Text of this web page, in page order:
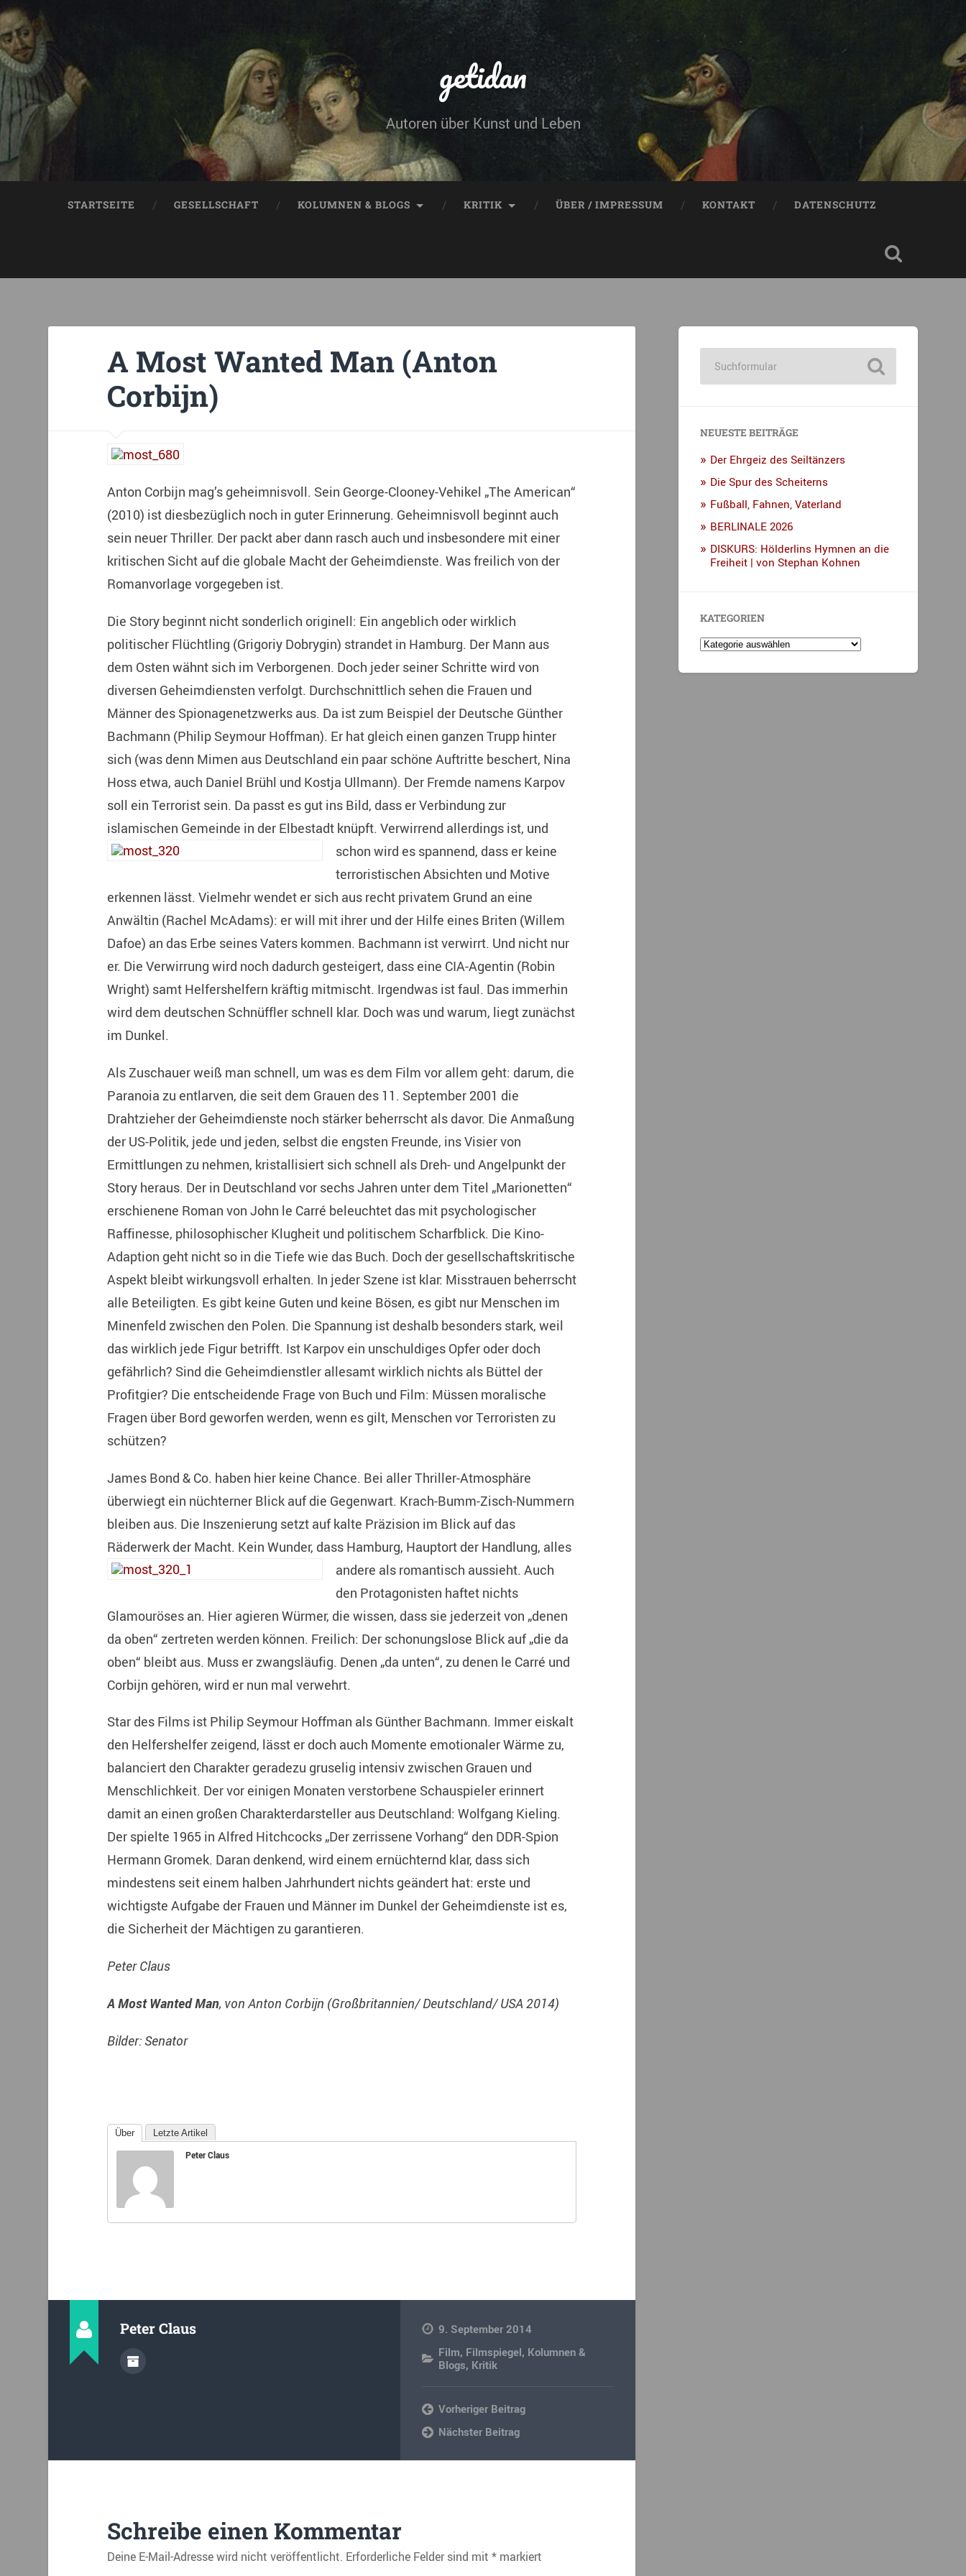
getidan
Autoren über Kunst und Leben
STARTSEITE GESELLSCHAFT KOLUMNEN & BLOGS KRITIK ÜBER / IMPRESSUM KONTAKT DATENSCHUTZ
A Most Wanted Man (Anton
Corbijn)
Anton Corbijn mag’s geheimnisvoll. Sein George-Clooney-Vehikel „The American“
(2010) ist diesbezüglich noch in guter Erinnerung. Geheimnisvoll beginnt auch
sein neuer Thriller. Der packt aber dann rasch auch und insbesondere mit einer
kritischen Sicht auf die globale Macht der Geheimdienste. Was freilich von der
Romanvorlage vorgegeben ist.
Die Story beginnt nicht sonderlich originell: Ein angeblich oder wirklich
politischer Flüchtling (Grigoriy Dobrygin) strandet in Hamburg. Der Mann aus
dem Osten wähnt sich im Verborgenen. Doch jeder seiner Schritte wird von
diversen Geheimdiensten verfolgt. Durchschnittlich sehen die Frauen und
Männer des Spionagenetzwerks aus. Da ist zum Beispiel der Deutsche Günther
Bachmann (Philip Seymour Hoffman). Er hat gleich einen ganzen Trupp hinter
sich (was denn Mimen aus Deutschland ein paar schöne Auftritte beschert, Nina
Hoss etwa, auch Daniel Brühl und Kostja Ullmann). Der Fremde namens Karpov
soll ein Terrorist sein. Da passt es gut ins Bild, dass er Verbindung zur
islamischen Gemeinde in der Elbestadt knüpft. Verwirrend allerdings ist, und
schon wird es spannend, dass er keine
terroristischen Absichten und Motive
erkennen lässt. Vielmehr wendet er sich aus recht privatem Grund an eine
Anwältin (Rachel McAdams): er will mit ihrer und der Hilfe eines Briten (Willem
Dafoe) an das Erbe seines Vaters kommen. Bachmann ist verwirrt. Und nicht nur
er. Die Verwirrung wird noch dadurch gesteigert, dass eine CIA-Agentin (Robin
Wright) samt Helfershelfern kräftig mitmischt. Irgendwas ist faul. Das immerhin
wird dem deutschen Schnüffler schnell klar. Doch was und warum, liegt zunächst
im Dunkel.
Als Zuschauer weiß man schnell, um was es dem Film vor allem geht: darum, die
Paranoia zu entlarven, die seit dem Grauen des 11. September 2001 die
Drahtzieher der Geheimdienste noch stärker beherrscht als davor. Die Anmaßung
der US-Politik, jede und jeden, selbst die engsten Freunde, ins Visier von
Ermittlungen zu nehmen, kristallisiert sich schnell als Dreh- und Angelpunkt der
Story heraus. Der in Deutschland vor sechs Jahren unter dem Titel „Marionetten“
erschienene Roman von John le Carré beleuchtet das mit psychologischer
Raffinesse, philosophischer Klugheit und politischem Scharfblick. Die Kino-
Adaption geht nicht so in die Tiefe wie das Buch. Doch der gesellschaftskritische
Aspekt bleibt wirkungsvoll erhalten. In jeder Szene ist klar: Misstrauen beherrscht
alle Beteiligten. Es gibt keine Guten und keine Bösen, es gibt nur Menschen im
Minenfeld zwischen den Polen. Die Spannung ist deshalb besonders stark, weil
das wirklich jede Figur betrifft. Ist Karpov ein unschuldiges Opfer oder doch
gefährlich? Sind die Geheimdienstler allesamt wirklich nichts als Büttel der
Profitgier? Die entscheidende Frage von Buch und Film: Müssen moralische
Fragen über Bord geworfen werden, wenn es gilt, Menschen vor Terroristen zu
schützen?
James Bond & Co. haben hier keine Chance. Bei aller Thriller-Atmosphäre
überwiegt ein nüchterner Blick auf die Gegenwart. Krach-Bumm-Zisch-Nummern
bleiben aus. Die Inszenierung setzt auf kalte Präzision im Blick auf das
Räderwerk der Macht. Kein Wunder, dass Hamburg, Hauptort der Handlung, alles
andere als romantisch aussieht. Auch
den Protagonisten haftet nichts
Glamouröses an. Hier agieren Würmer, die wissen, dass sie jederzeit von „denen
da oben“ zertreten werden können. Freilich: Der schonungslose Blick auf „die da
oben“ bleibt aus. Muss er zwangsläufig. Denen „da unten“, zu denen le Carré und
Corbijn gehören, wird er nun mal verwehrt.
Star des Films ist Philip Seymour Hoffman als Günther Bachmann. Immer eiskalt
den Helfershelfer zeigend, lässt er doch auch Momente emotionaler Wärme zu,
balanciert den Charakter geradezu gruselig intensiv zwischen Grauen und
Menschlichkeit. Der vor einigen Monaten verstorbene Schauspieler erinnert
damit an einen großen Charakterdarsteller aus Deutschland: Wolfgang Kieling.
Der spielte 1965 in Alfred Hitchcocks „Der zerrissene Vorhang“ den DDR-Spion
Hermann Gromek. Daran denkend, wird einem ernüchternd klar, dass sich
mindestens seit einem halben Jahrhundert nichts geändert hat: erste und
wichtigste Aufgabe der Frauen und Männer im Dunkel der Geheimdienste ist es,
die Sicherheit der Mächtigen zu garantieren.
Peter Claus
A Most Wanted Man, von Anton Corbijn (Großbritannien/ Deutschland/ USA 2014)
Bilder: Senator
Über Letzte Artikel
Peter Claus
Peter Claus
9. September 2014
Film, Filmspiegel, Kolumnen &
Blogs, Kritik
Vorheriger Beitrag
Nächster Beitrag
Schreibe einen Kommentar
Deine E-Mail-Adresse wird nicht veröffentlicht. Erforderliche Felder sind mit *markiert
NEUESTE BEITRÄGE
Der Ehrgeiz des Seiltänzers
Die Spur des Scheiterns
Fußball, Fahnen, Vaterland
BERLINALE 2026
DISKURS: Hölderlins Hymnen an die
Freiheit | von Stephan Kohnen
KATEGORIEN